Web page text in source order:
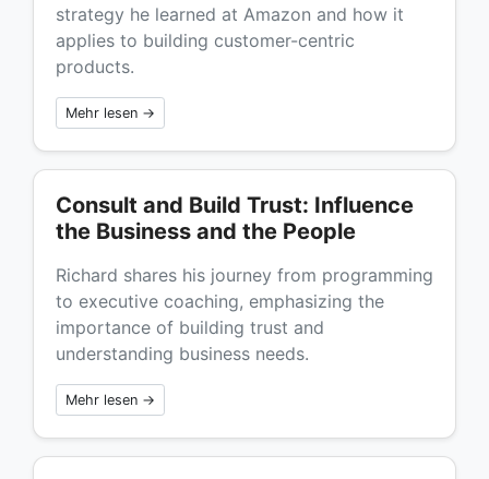
strategy he learned at Amazon and how it
applies to building customer-centric
products.
Mehr lesen →
Consult and Build Trust: Influence
the Business and the People
Richard shares his journey from programming
to executive coaching, emphasizing the
importance of building trust and
understanding business needs.
Mehr lesen →